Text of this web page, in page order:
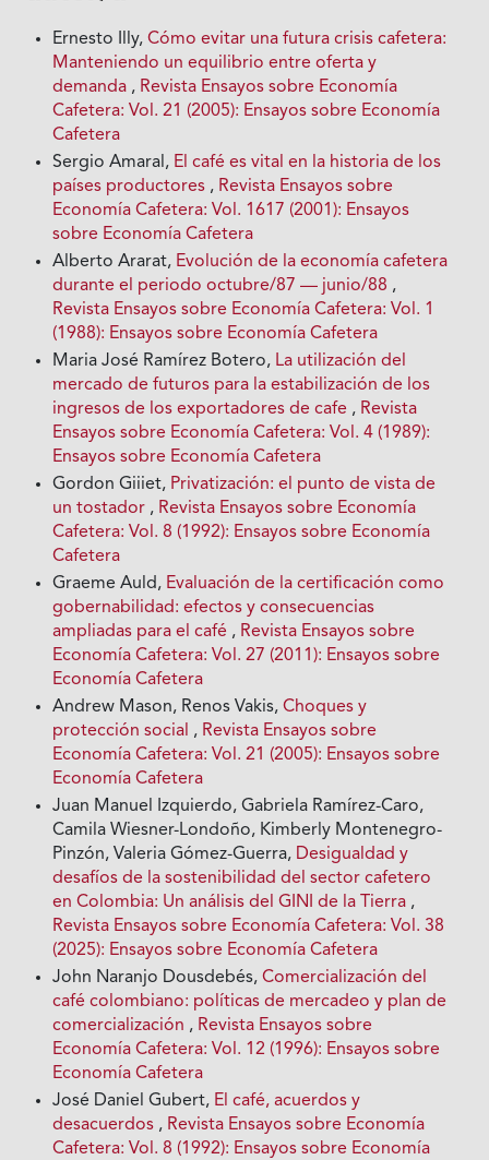
Ernesto Illy,Cómo evitar una futura crisis cafetera:
Manteniendo un equilibrio entre oferta y
demanda , Revista Ensayos sobre Economía
Cafetera: Vol. 21 (2005): Ensayos sobre Economía
Cafetera
Sergio Amaral, El café es vital en la historia de los
países productores , Revista Ensayos sobre
Economía Cafetera: Vol. 1617 (2001): Ensayos
sobre Economía Cafetera
Alberto Ararat, Evolución de la economía cafetera
durante el periodo octubre/87 — junio/88 ,
Revista Ensayos sobre Economía Cafetera: Vol. 1
(1988): Ensayos sobre Economía Cafetera
Maria José Ramírez Botero, La utilización del
mercado de futuros para la estabilización de los
ingresos de los exportadores de cafe , Revista
Ensayos sobre Economía Cafetera: Vol. 4 (1989):
Ensayos sobre Economía Cafetera
Gordon Giiiet, Privatización: el punto de vista de
un tostador , Revista Ensayos sobre Economía
Cafetera: Vol. 8 (1992): Ensayos sobre Economía
Cafetera
Graeme Auld, Evaluación de la certificación como
gobernabilidad: efectos y consecuencias
ampliadas para el café , Revista Ensayos sobre
Economía Cafetera: Vol. 27 (2011): Ensayos sobre
Economía Cafetera
Andrew Mason, Renos Vakis,Choques y
protección social , Revista Ensayos sobre
Economía Cafetera: Vol. 21 (2005): Ensayos sobre
Economía Cafetera
Juan Manuel Izquierdo, Gabriela Ramírez-Caro,
Camila Wiesner-Londoño, Kimberly Montenegro-
Pinzón, Valeria Gómez-Guerra, Desigualdad y
desafíos de la sostenibilidad del sector cafetero
en Colombia: Un análisis del GINI de la Tierra ,
Revista Ensayos sobre Economía Cafetera: Vol. 38
(2025): Ensayos sobre Economía Cafetera
John Naranjo Dousdebés,Comercialización del
café colombiano: políticas de mercadeo y plan de
comercialización , Revista Ensayos sobre
Economía Cafetera: Vol. 12 (1996): Ensayos sobre
Economía Cafetera
José Daniel Gubert, El café, acuerdos y
desacuerdos , Revista Ensayos sobre Economía
Cafetera: Vol. 8 (1992): Ensayos sobre Economía